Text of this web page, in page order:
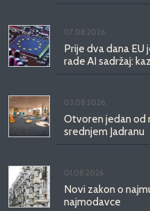
07.08.2026.
Prije dva dana EU
rade AI sadržaj:
03.08.2026.
Otvoren jedan od
srednjem Jadranu
01.08.2026.
Novi zakon o
najmodavce